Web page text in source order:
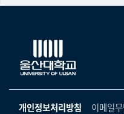
▷프랑스어·프랑스학과
▷스페인·중남미학과
▷철학·상담학과
국제교류처
기초과학연구소
교수협의회
노동조합
생명윤리위원회
온라인 기술거래 플랫폼
개인정보처리방침 이메일